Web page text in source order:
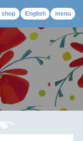
shop English menu